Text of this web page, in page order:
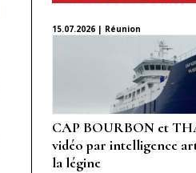
15.07.2026 | Réunion
CAP BOURBON et
vidéo par intelligence
la légine